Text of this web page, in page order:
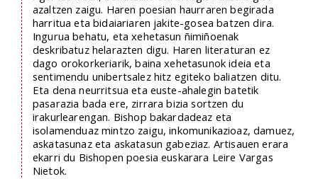
azaltzen zaigu. Haren poesian haurraren begirada
harritua eta bidaiariaren jakite-gosea batzen dira.
Ingurua behatu, eta xehetasun ñimiñoenak
deskribatuz helarazten digu. Haren literaturan ez
dago orokorkeriarik, baina xehetasunok ideia eta
sentimendu unibertsalez hitz egiteko baliatzen ditu.
Eta dena neurritsua eta euste-ahalegin batetik
pasarazia bada ere, zirrara bizia sortzen du
irakurlearengan. Bishop bakardadeaz eta
isolamenduaz mintzo zaigu, inkomunikazioaz, damuez,
askatasunaz eta askatasun gabeziaz. Artisauen erara
ekarri du Bishopen poesia euskarara Leire Vargas
Nietok.